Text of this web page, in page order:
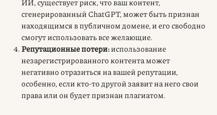
сгенерированный ChatGPT, может быть признан
находящимся в публичном домене, и его свободно
смогут использовать все желающие.
Репутационные потери:использование
незарегистрированного контента может
негативно отразиться на вашей репутации,
особенно, если кто-то другой заявит на него свои
права или он будет признан плагиатом.